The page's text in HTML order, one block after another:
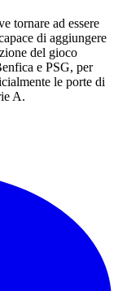
tornare ad essere
di aggiungere
del gioco
e PSG, per
le porte di
A.